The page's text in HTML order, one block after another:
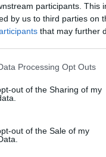
participants. This
by us to third parties on
that may further
this website/app uses one
visit or usage behaviour.
to Google and its
below specified purposes
Processing Opt Outs
out of the Sharing of my
out of the Sale of my